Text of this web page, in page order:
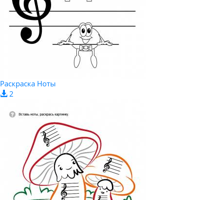
Раскраска Ноты
2